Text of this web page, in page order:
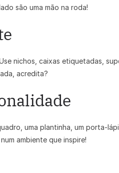
são uma mão na roda!
nichos, caixas etiquetadas,
acredita?
uma plantinha, um porta-
ambiente que inspire!